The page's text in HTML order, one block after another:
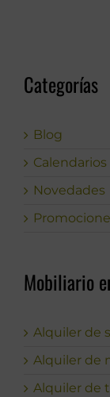
Categorías
Blog
Calendarios
Novedades
Mobiliario
Alquiler de
Alquiler de
Alquiler de